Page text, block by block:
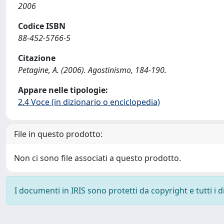
2006
Codice ISBN
88-452-5766-5
Citazione
Petagine, A. (2006). Agostinismo, 184-190.
Appare nelle tipologie:
2.4 Voce (in dizionario o enciclopedia)
File in questo prodotto:
Non ci sono file associati a questo prodotto.
I documenti in IRIS sono protetti da copyright e tutti i